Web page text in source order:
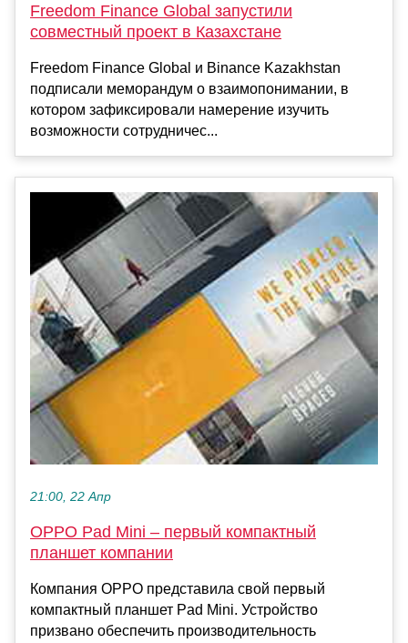
Freedom Finance Global запустили
совместный проект в Казахстане
Freedom Finance Global и Binance Kazakhstan
подписали меморандум о взаимопонимании, в
котором зафиксировали намерение изучить
возможности сотрудничес...
21:00, 22 Апр
OPPO Pad Mini – первый компактный
планшет компании
Компания OPPO представила свой первый
компактный планшет Pad Mini. Устройство
призвано обеспечить производительность